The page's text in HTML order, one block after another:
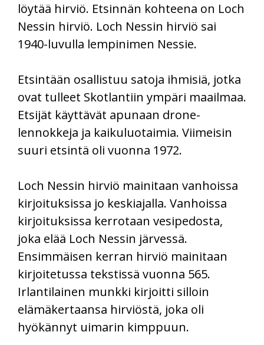
löytää hirviö. Etsinnän kohteena on Loch
Nessin hirviö. Loch Nessin hirviö sai
1940-luvulla lempinimen Nessie.
Etsintään osallistuu satoja ihmisiä, jotka
ovat tulleet Skotlantiin ympäri maailmaa.
Etsijät käyttävät apunaan drone-
lennokkeja ja kaikuluotaimia. Viimeisin
suuri etsintä oli vuonna 1972.
Loch Nessin hirviö mainitaan vanhoissa
kirjoituksissa jo keskiajalla. Vanhoissa
kirjoituksissa kerrotaan vesipedosta,
joka elää Loch Nessin järvessä.
Ensimmäisen kerran hirviö mainitaan
kirjoitetussa tekstissä vuonna 565.
Irlantilainen munkki kirjoitti silloin
elämäkertaansa hirviöstä, joka oli
hyökännyt uimarin kimppuun.